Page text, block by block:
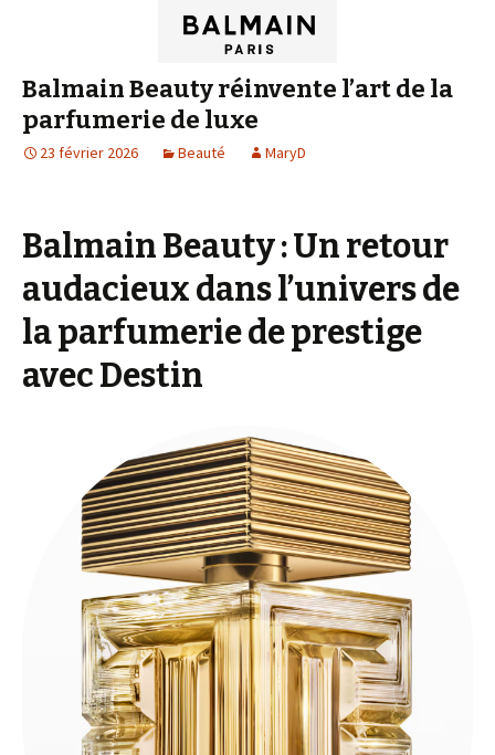
Balmain Beauty réinvente l’art de la
parfumerie de luxe
23 février 2026 Beauté MaryD
Balmain Beauty : Un retour
audacieux dans l’univers de
la parfumerie de prestige
avec Destin